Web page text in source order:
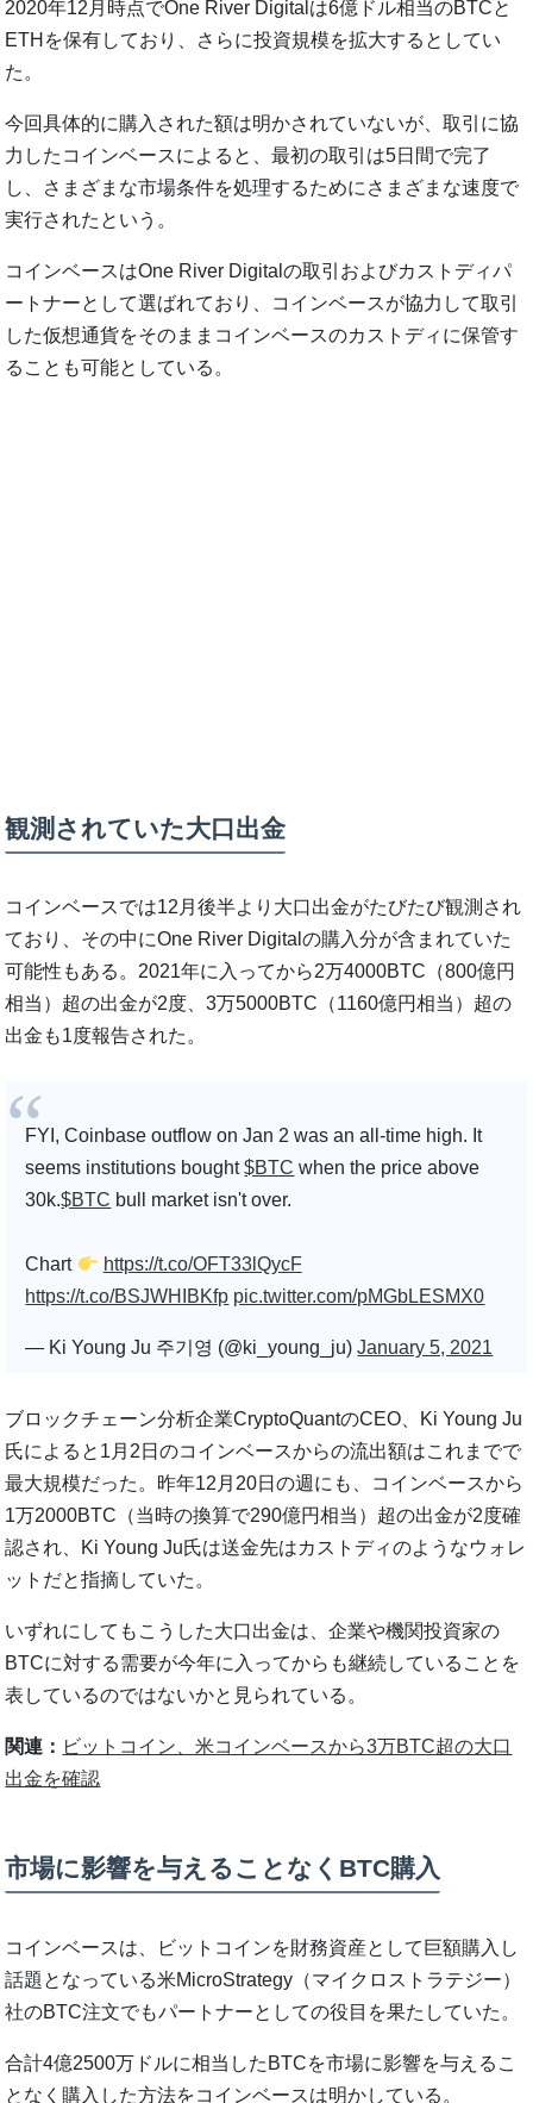
2020年12月時点でOne River Digitalは6億ドル相当のBTCと
ETHを保有しており、さらに投資規模を拡大するとしてい
た。
今回具体的に購入された額は明かされていないが、取引に協
力したコインベースによると、最初の取引は5日間で完了
し、さまざまな市場条件を処理するためにさまざまな速度で
実行されたという。
コインベースはOne River Digitalの取引およびカストディパ
ートナーとして選ばれており、コインベースが協力して取引
した仮想通貨をそのままコインベースのカストディに保管す
ることも可能としている。
観測されていた大口出金
コインベースでは12月後半より大口出金がたびたび観測され
ており、その中にOne River Digitalの購入分が含まれていた
可能性もある。2021年に入ってから2万4000BTC（800億円
相当）超の出金が2度、3万5000BTC（1160億円相当）超の
出金も1度報告された。
FYI, Coinbase outflow on Jan 2 was an all-time high. It
seems institutions bought$BTC when the price above
30k.$BTC bull market isn't over.
Chart
https://t.co/OFT33lQycF
https://t.co/BSJWHIBKfp pic.twitter.com/pMGbLESMX0
— Ki Young Ju 주기영 (@ki_young_ju)January 5, 2021
ブロックチェーン分析企業CryptoQuantのCEO、Ki Young Ju
氏によると1月2日のコインベースからの流出額はこれまでで
最大規模だった。昨年12月20日の週にも、コインベースから
1万2000BTC（当時の換算で290億円相当）超の出金が2度確
認され、Ki Young Ju氏は送金先はカストディのようなウォレ
ットだと指摘していた。
いずれにしてもこうした大口出金は、企業や機関投資家の
BTCに対する需要が今年に入ってからも継続していることを
表しているのではないかと見られている。
関連： ビットコイン、米コインベースから3万BTC超の大口
出金を確認
市場に影響を与えることなくBTC購入
コインベースは、ビットコインを財務資産として巨額購入し
話題となっている米MicroStrategy（マイクロストラテジー）
社のBTC注文でもパートナーとしての役目を果たしていた。
合計4億2500万ドルに相当したBTCを市場に影響を与えるこ
となく購入した方法をコインベースは明かしている。